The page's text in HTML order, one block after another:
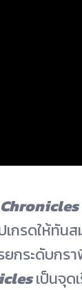
Chronicles
เกรดให้ทัน
กระดับกร
เป็นจุด